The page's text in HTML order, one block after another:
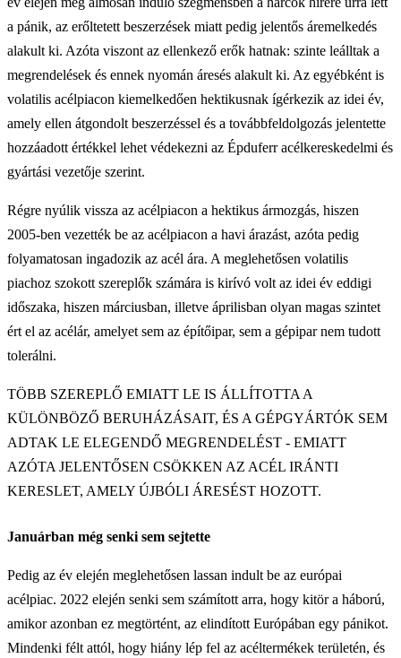
a pánik, az erőltetett beszerzések miatt pedig jelentős áremelkedés
alakult ki. Azóta viszont az ellenkező erők hatnak: szinte leálltak a
megrendelések és ennek nyomán áresés alakult ki. Az egyébként is
volatilis acélpiacon kiemelkedően hektikusnak ígérkezik az idei év,
amely ellen átgondolt beszerzéssel és a továbbfeldolgozás jelentette
hozzáadott értékkel lehet védekezni az Épduferr acélkereskedelmi és
gyártási vezetője szerint.
Régre nyúlik vissza az acélpiacon a hektikus ármozgás, hiszen
2005-ben vezették be az acélpiacon a havi árazást, azóta pedig
folyamatosan ingadozik az acél ára. A meglehetősen volatilis
piachoz szokott szereplők számára is kirívó volt az idei év eddigi
időszaka, hiszen márciusban, illetve áprilisban olyan magas szintet
ért el az acélár, amelyet sem az építőipar, sem a gépipar nem tudott
tolerálni.
TÖBB SZEREPLŐ EMIATT LE IS ÁLLÍTOTTA A
KÜLÖNBÖZŐ BERUHÁZÁSAIT, ÉS A GÉPGYÁRTÓK SEM
ADTAK LE ELEGENDŐ MEGRENDELÉST - EMIATT
AZÓTA JELENTŐSEN CSÖKKEN AZ ACÉL IRÁNTI
KERESLET, AMELY ÚJBÓLI ÁRESÉST HOZOTT.
Januárban még senki sem sejtette
Pedig az év elején meglehetősen lassan indult be az európai
acélpiac. 2022 elején senki sem számított arra, hogy kitör a háború,
amikor azonban ez megtörtént, az elindított Európában egy pánikot.
Mindenki félt attól, hogy hiány lép fel az acéltermékek területén, és